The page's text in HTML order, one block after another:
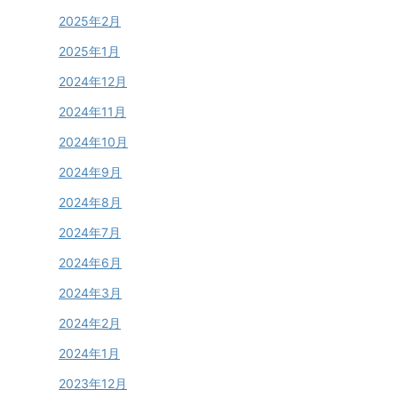
2025年2月
2025年1月
2024年12月
2024年11月
2024年10月
2024年9月
2024年8月
2024年7月
2024年6月
2024年3月
2024年2月
2024年1月
2023年12月